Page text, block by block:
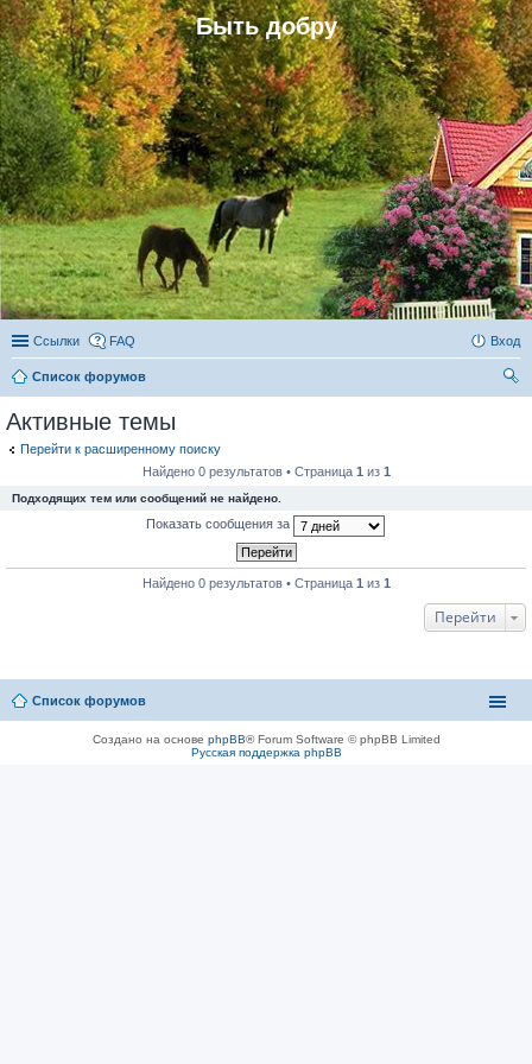
Быть добру
Ссылки FAQ Вход
Список форумов
Активные темы
Перейти к расширенному поиску
Найдено 0 результатов • Страница 1 из 1
Подходящих тем или сообщений не найдено.
Показать сообщения за
Найдено 0 результатов • Страница 1 из 1
Перейти
Список форумов
Создано на основе phpBB® Forum Software © phpBB Limited
Русская поддержка phpBB